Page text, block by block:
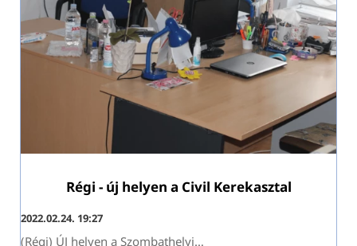
Régi - új helyen a Civil Kerekasztal
2022.02.24. 19:27
(Régi) ÚJ helyen a Szombathelyi…